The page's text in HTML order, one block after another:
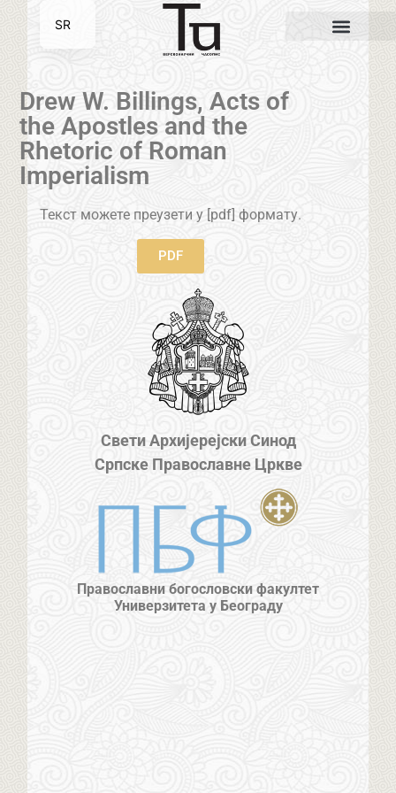
Drew W. Billings, Acts of
the Apostles and the
Rhetoric of Roman
Imperialism
Текст можете преузети у [pdf] формату.
PDF
Свети Архијерејски Синод
Српске Православне Цркве
Православни богословски факултет
Универзитета у Београду
SR
EN